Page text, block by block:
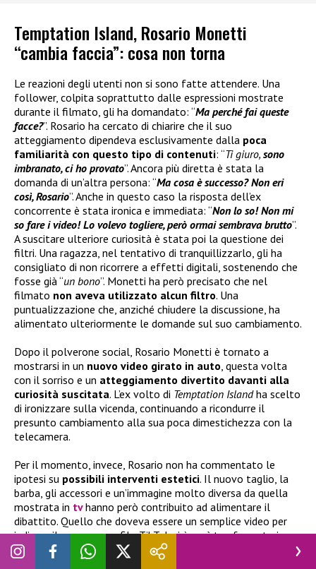
Temptation Island, Rosario Monetti
“cambia faccia”: cosa non torna
Le reazioni degli utenti non si sono fatte attendere. Una
follower, colpita soprattutto dalle espressioni mostrate
durante il filmato, gli ha domandato: “Ma perché fai queste
facce?”. Rosario ha cercato di chiarire che il suo
atteggiamento dipendeva esclusivamente dalla poca
familiarità con questo tipo di contenuti: “Ti giuro, sono
imbranato, ci ho provato”. Ancora più diretta è stata la
domanda di un’altra persona: “Ma cosa è successo? Non eri
così, Rosario”. Anche in questo caso la risposta dell’ex
concorrente è stata ironica e immediata: “Non lo so! Non mi
so fare i video! Lo volevo togliere, però ormai sembrava brutto”.
A suscitare ulteriore curiosità è stata poi la questione dei
filtri. Una ragazza, nel tentativo di tranquillizzarlo, gli ha
consigliato di non ricorrere a effetti digitali, sostenendo che
fosse già “un bono”. Monetti ha però precisato che nel
filmato non aveva utilizzato alcun filtro. Una
puntualizzazione che, anziché chiudere la discussione, ha
alimentato ulteriormente le domande sul suo cambiamento.
Dopo il polverone social, Rosario Monetti è tornato a
mostrarsi in un nuovo video girato in auto , questa volta
con il sorriso e un atteggiamento divertito davanti alla
curiosità suscitata. L’ex volto di Temptation Islandha scelto
di ironizzare sulla vicenda, continuando a ricondurre il
presunto cambiamento alla sua poca dimestichezza con la
telecamera.
Per il momento, invece, Rosario non ha commentato le
ipotesi su possibili interventi estetici. Il nuovo taglio, la
barba, gli accessori e un’immagine molto diversa da quella
mostrata in tvhanno però contribuito ad alimentare il
dibattito. Quello che doveva essere un semplice video per
indicare il suo vero profilo TikTok si è così trasformato in un
vero e proprio caso sui social.